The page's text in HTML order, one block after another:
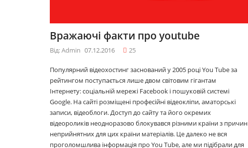
Вражаючі факти про youtube
Від: Admin 07.12.2016 25
Популярний відеохостинг заснований у 2005 році You Tube за
рейтингом поступається лише двом світовим гігантам
Інтернету: соціальній мережі Facebook і пошуковій системі
Google. На сайті розміщені професійні відеокліпи, аматорські
записи, відеоблоги. Доступ до сайту та його окремих
відеороликів неодноразово блокувався різними країни з причин
неприйнятних для цих країни матеріалів. Це далеко не вся
проголомшлива інформація про You Tube, але ми підібрали для
29.11.2016
Топ 5 серіалів
08.06.2016
2017році
Топ 5 серіалів
08.06.2016